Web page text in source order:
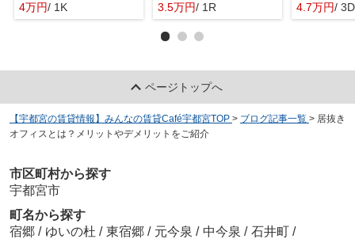
4万円/ 1K
3.5万円/ 1R
4.7万円/
ページトップへ
【宇都宮の賃貸情報】みんなの賃貸Café宇都宮TOP > ブログ記事一覧 > 居抜き
オフィスとは？メリットやデメリットをご紹介
市区町村から探す
宇都宮市
町名から探す
宿郷 / ゆいの杜 / 東宿郷 / 元今泉 / 中今泉 / 石井町 /